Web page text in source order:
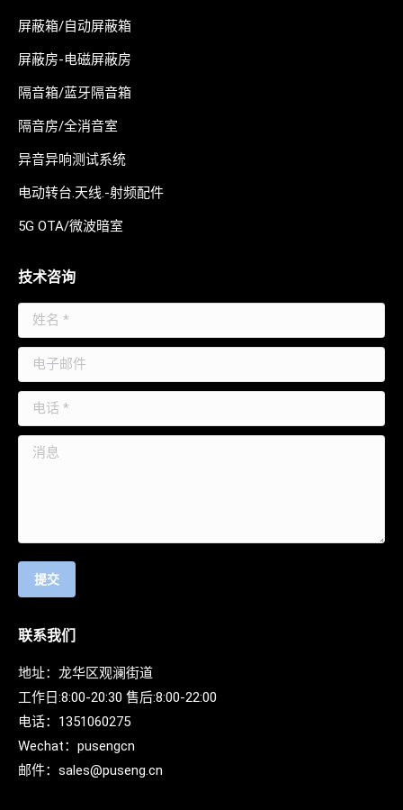
屏蔽箱/自动屏蔽箱
屏蔽房-电磁屏蔽房
隔音箱/蓝牙隔音箱
隔音房/全消音室
异音异响测试系统
电动转台.天线.-射频配件
5G OTA/微波暗室
技术咨询
姓名 *
电子邮件
电话 *
消息
提交
联系我们
地址：龙华区观澜街道
工作日:8:00-20:30 售后:8:00-22:00
电话： 1351060275
Wechat： pusengcn
邮件： sales@puseng.cn